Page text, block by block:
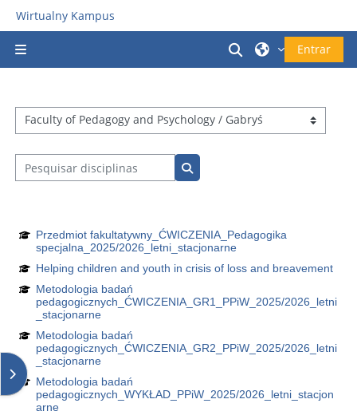
Ir para o conteúdo principal
Wirtualny Kampus
Alternar aEntrar
Abrir painel dos blocos
Categorias de disciplinas
Pesquisar disciplinas
Pesquisar disciplinas
Przedmiot fakultatywny_ĆWICZENIA_Pedagogika
specjalna_2025/2026_letni_stacjonarne
Helping children and youth in crisis of loss and breavement
Metodologia badań
pedagogicznych_ĆWICZENIA_GR1_PPiW_2025/2026_letni
_stacjonarne
Metodologia badań
pedagogicznych_ĆWICZENIA_GR2_PPiW_2025/2026_letni
_stacjonarne
Metodologia badań
pedagogicznych_WYKŁAD_PPiW_2025/2026_letni_stacjon
arne